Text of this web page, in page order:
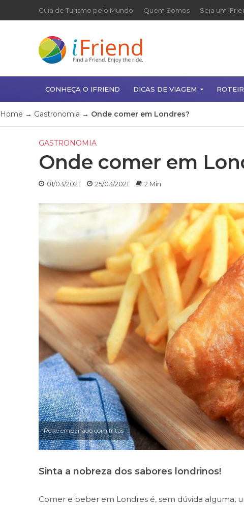
Guia de Turismo pelo Mundo Quem Somos Seja um
CONHEÇA O IFRIEND DICAS DE VIAGEM
Home → Gastronomia → Onde comer em Londres?
GASTRONOMIA
Onde comer em
01/03/2021 25/03/2021 2 Min
Peixe empanado com fritas
Sinta a nobreza dos sabores londrinos!
Comer e beber em Londres é, sem dúvida alguma,